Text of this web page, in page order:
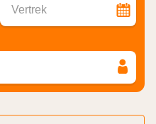
Vertrek